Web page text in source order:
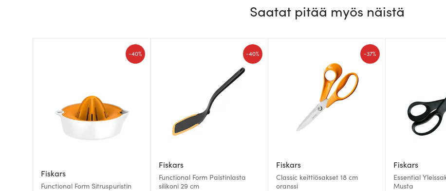
Saatat pitää myös näistä
Fiskars
Functional Form Sitruspuristin
-40%
Fiskars
Functional Form Paistinlasta
silikoni 29 cm
-40%
Fiskars
Classic keittiösakset 18 cm
oranssi
-37%
Fiskars
Essential
Musta